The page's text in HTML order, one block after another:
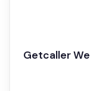
Getcaller